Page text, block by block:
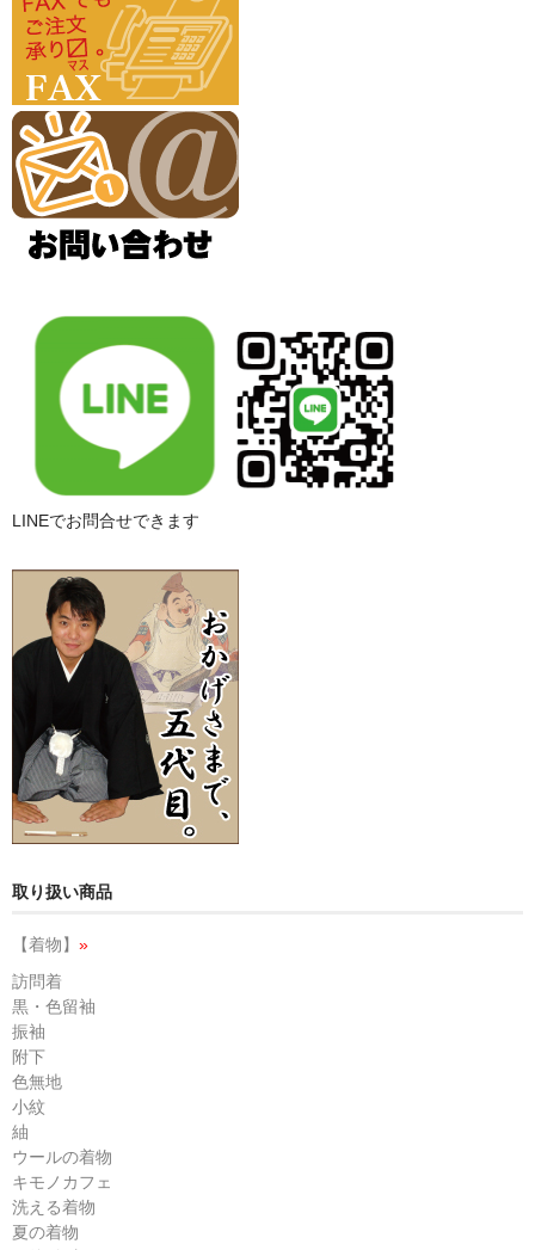
LINEでお問合せできます
取り扱い商品
【着物】 »
訪問着
黒・色留袖
振袖
附下
色無地
小紋
紬
ウールの着物
キモノカフェ
洗える着物
夏の着物